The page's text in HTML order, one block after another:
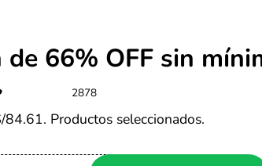
de descuento en tu primera compra
de 66% OFF sin
2878
84.61. Productos seleccionados.